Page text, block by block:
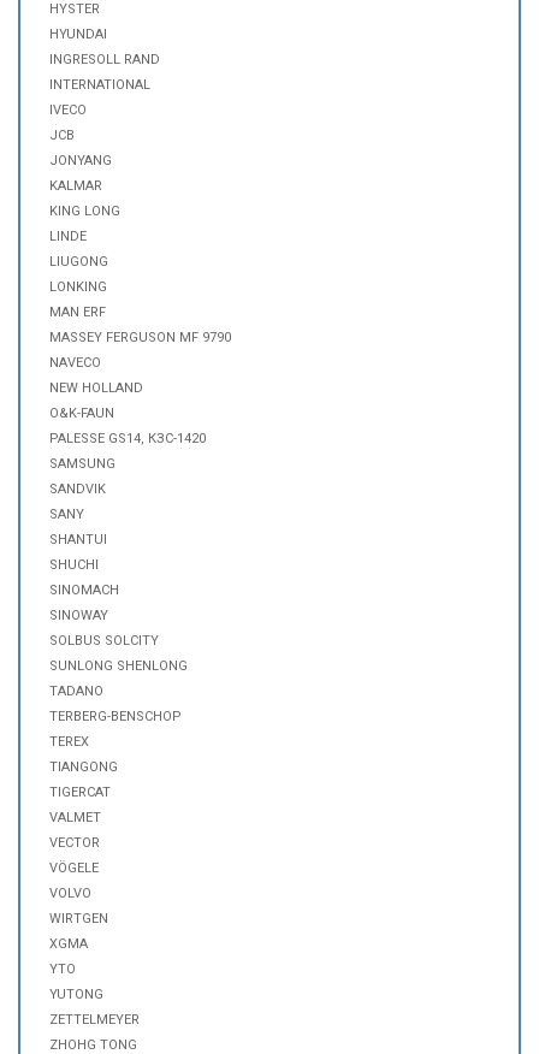
HYSTER
HYUNDAI
INGRESOLL RAND
INTERNATIONAL
IVECO
JCB
JONYANG
KALMAR
KING LONG
LINDE
LIUGONG
LONKING
MAN ERF
MASSEY FERGUSON MF 9790
NAVECO
NEW HOLLAND
O&K-FAUN
PALESSE GS14, КЗС-1420
SAMSUNG
SANDVIK
SANY
SHANTUI
SHUCHI
SINOMACH
SINOWAY
SOLBUS SOLCITY
SUNLONG SHENLONG
TADANO
TERBERG-BENSCHOP
TEREX
TIANGONG
TIGERCAT
VALMET
VECTOR
VÖGELE
VOLVO
WIRTGEN
XGMA
YTO
YUTONG
ZETTELMEYER
ZHOHG TONG